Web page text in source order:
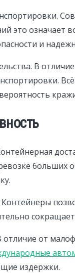
это означает
и
В
от
издержки.